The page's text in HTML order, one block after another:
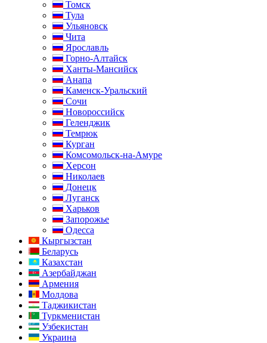
Томск
Тула
Ульяновск
Чита
Ярославль
Горно-Алтайск
Ханты-Мансийск
Анапа
Каменск-Уральский
Сочи
Новороссийск
Геленджик
Темрюк
Курган
Комсомольск-на-Амуре
Херсон
Николаев
Донецк
Луганск
Харьков
Запорожье
Одесса
Кыргызстан
Беларусь
Казахстан
Азербайджан
Армения
Молдова
Таджикистан
Туркменистан
Узбекистан
Украина